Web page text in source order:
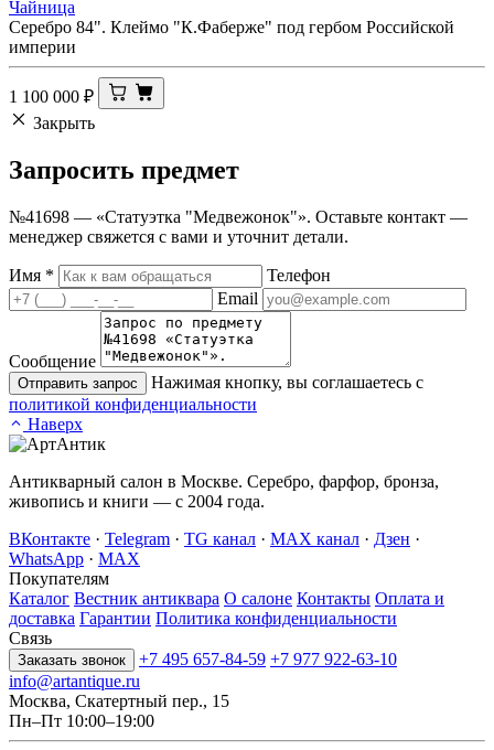
Чайница
Серебро 84". Клеймо "К.Фаберже" под гербом Российской
империи
1 100 000 ₽
Закрыть
Запросить предмет
№41698 — «Статуэтка "Медвежонок"». Оставьте контакт —
менеджер свяжется с вами и уточнит детали.
Имя *
Телефон
Email
Сообщение
Отправить запрос
Нажимая кнопку, вы соглашаетесь с
политикой конфиденциальности
Наверх
Антикварный салон в Москве. Серебро, фарфор, бронза,
живопись и книги — с 2004 года.
ВКонтакте · Telegram · TG канал · MAX канал · Дзен ·
WhatsApp · MAX
Покупателям
Каталог Вестник антиквара О салоне Контакты Оплата и
доставка Гарантии Политика конфиденциальности
Связь
Заказать звонок +7 495 657-84-59 +7 977 922-63-10
info@artantique.ru
Москва, Скатертный пер., 15
Пн–Пт 10:00–19:00